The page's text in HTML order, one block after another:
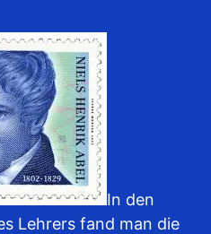
In den
Lehrers fand man die